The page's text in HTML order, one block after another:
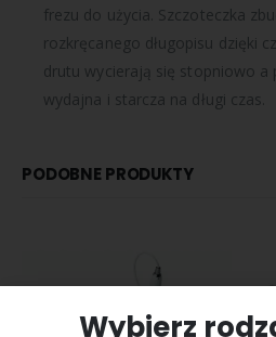
frezu do użycia. Szczoteczka
rozkręcanego długopisu dzięki
drutu wycierają się stopniowo
wydajna i starcza na długi czas.
PODOBNE PRODUKTY
Wybierz